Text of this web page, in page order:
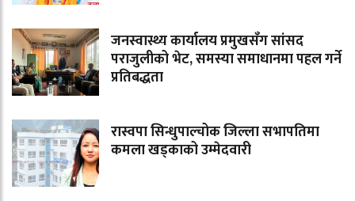
जनस्वास्थ्य कार्यालय प्रमुखसँग सांसद
पराजुलीको भेट, समस्या समाधानमा पहल गर्ने
प्रतिबद्धता
रास्वपा सिन्धुपाल्चोक जिल्ला सभापतिमा
कमला खड्काको उम्मेदवारी